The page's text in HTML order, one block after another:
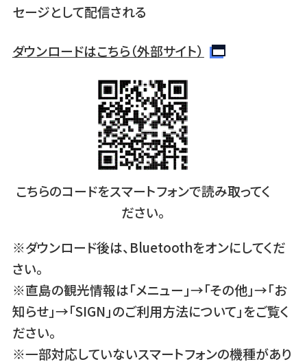
セージとして配信される
ダウンロードはこちら（外部サイト）
こちらのコードをスマートフォンで読み取ってく
ださい。
※ダウンロード後は、Bluetoothをオンにしてくだ
さい。
※直島の観光情報は「メニュー」→「その他」→「お
知らせ」→「SIGN」のご利用方法について」をご覧く
ださい。
※一部対応していないスマートフォンの機種があり